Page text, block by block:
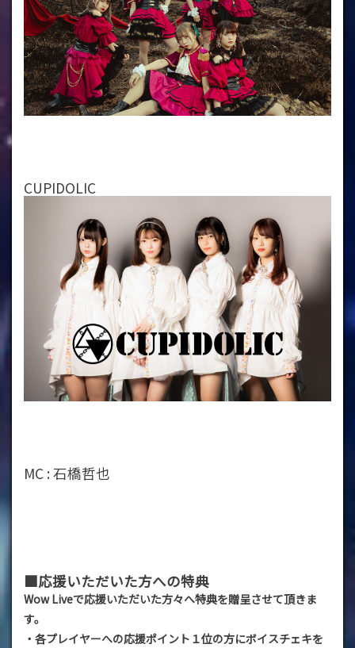
CUPIDOLIC
MC : 石橋哲也
■応援いただいた方への特典
Wow Liveで応援いただいた方々へ特典を贈呈させて頂きま
す。
・各プレイヤーへの応援ポイント１位の方にボイスチェキを